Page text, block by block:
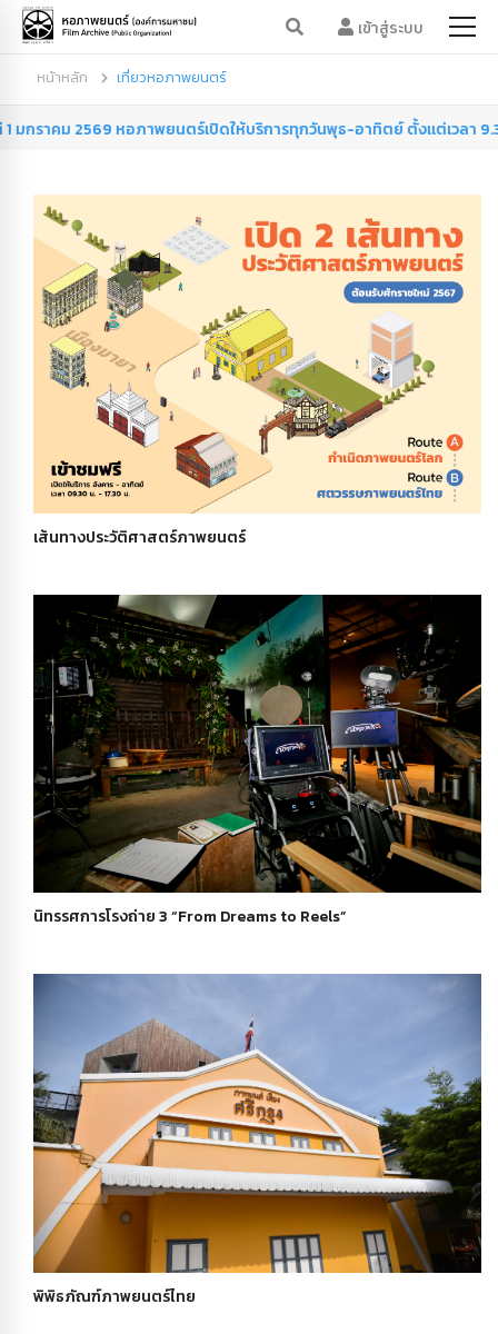
เข้าสู่ระบบ
หน้าหลัก เที่ยวหอภาพยนตร์
หอภาพยนตร์เปิดให้บริการทุกวันพุธ-อาทิตย์ ตั้งแต่เวลา 9.30 น. - 17.30
เส้นทางประวัติศาสตร์ภาพยนตร์
นิทรรศการโรงถ่าย 3 “From Dreams to Reels”
พิพิธภัณฑ์ภาพยนตร์ไทย